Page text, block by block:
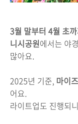
3월 말부터 4월 초
니시공원에서는 야
많아요.
2025년 기준, 마이
어요.
라이트업도 진행되